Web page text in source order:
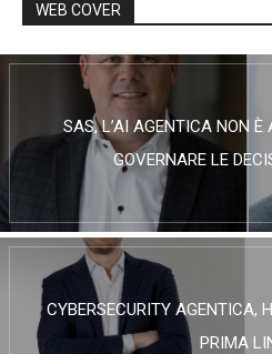
WEB COVER
SAS, L’AI AGENTICA NON È
GOVERNARE LE
CYBERSECURITY AGENTICA,
PRIMA